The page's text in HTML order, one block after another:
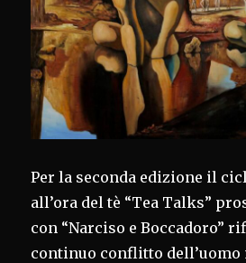
Per la seconda edizione il
all’ora del tè “Tea Talks”
con “Narciso e Boccadoro”
continuo conflitto dell’uomo